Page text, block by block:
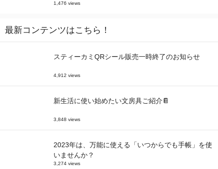
1,476 views
最新コンテンツはこちら！
スティーカミQRシール販売一時終了のお知らせ
4,912 views
新生活に使い始めたい文房具ご紹介📔
3,848 views
2023年は、万能に使える「いつからでも手帳」を使
いませんか？
3,274 views